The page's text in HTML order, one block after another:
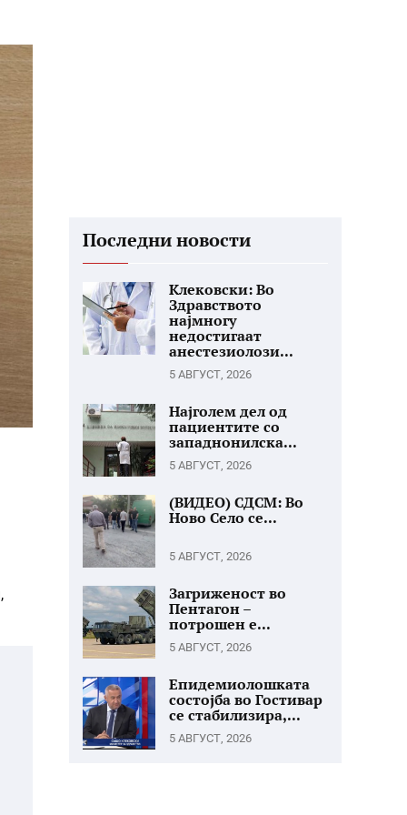
Последни новости
Клековски: Во
Здравството
најмногу
недостигаат
анестезиолози...
5 АВГУСТ, 2026
Најголем дел од
пациентите со
западнонилска...
5 АВГУСТ, 2026
(ВИДЕО) СДСМ: Во
Ново Село се...
5 АВГУСТ, 2026
Загриженост во
Пентагон –
потрошен е...
5 АВГУСТ, 2026
Епидемиолошката
состојба во Гостивар
се стабилизира,...
5 АВГУСТ, 2026